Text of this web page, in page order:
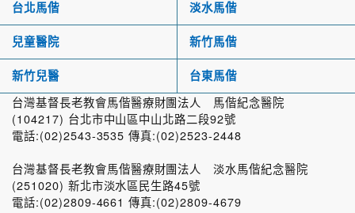
台北馬偕 淡水馬偕
兒童醫院 新竹馬偕
新竹兒醫 台東馬偕
台灣基督長老教會馬偕醫療財團法人 馬偕紀念醫院
(104217) 台北市中山區中山北路二段92號
電話:(02)2543-3535 傳真:(02)2523-2448
台灣基督長老教會馬偕醫療財團法人 淡水馬偕紀念醫院
(251020) 新北市淡水區民生路45號
電話:(02)2809-4661 傳真:(02)2809-4679